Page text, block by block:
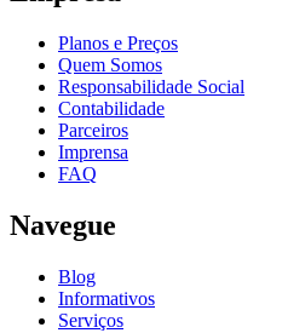
Planos e Preços
Quem Somos
Responsabilidade Social
Contabilidade
Parceiros
Imprensa
FAQ
Navegue
Blog
Informativos
Serviços